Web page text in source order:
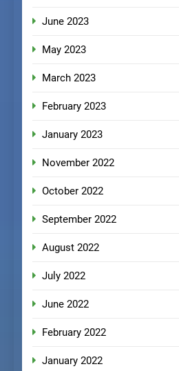
June 2023
May 2023
March 2023
February 2023
January 2023
November 2022
October 2022
September 2022
August 2022
July 2022
June 2022
February 2022
January 2022